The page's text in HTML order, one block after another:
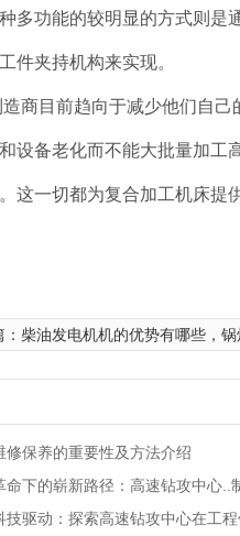
多功能的较明显的方式则是
件夹持机构来实现。
商目前趋向于减少他们自己
设备老化而不能大批量加工
这一切都为复合加工机床提
柴油发电机机的优势有哪些，锅炉机及灭火
修保养的重要性及方法介绍
命下的崭新路径：高速钻攻中心..